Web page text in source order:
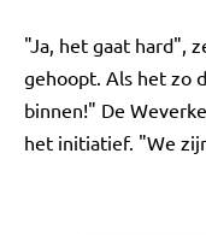
"Ja, het gaat hard",
gehoopt. Als het zo
binnen!" De
het initiatief. "We